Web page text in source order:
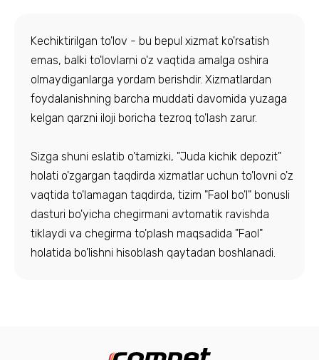
Kechiktirilgan to'lov - bu bepul xizmat ko'rsatish
emas, balki to'lovlarni o'z vaqtida amalga oshira
olmaydiganlarga yordam berishdir. Xizmatlardan
foydalanishning barcha muddati davomida yuzaga
kelgan qarzni iloji boricha tezroq to'lash zarur.
Sizga shuni eslatib o'tamizki, "Juda kichik depozit"
holati o'zgargan taqdirda xizmatlar uchun to'lovni o'z
vaqtida to'lamagan taqdirda, tizim "Faol bo'l" bonusli
dasturi bo'yicha chegirmani avtomatik ravishda
tiklaydi va chegirma to'plash maqsadida "Faol"
holatida bo'lishni hisoblash qaytadan boshlanadi.